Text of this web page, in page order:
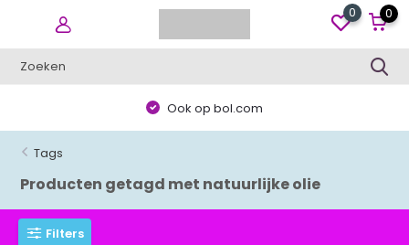
0 0
Ook op bol.com
Tags
Producten getagd met natuurlijke olie
Filters